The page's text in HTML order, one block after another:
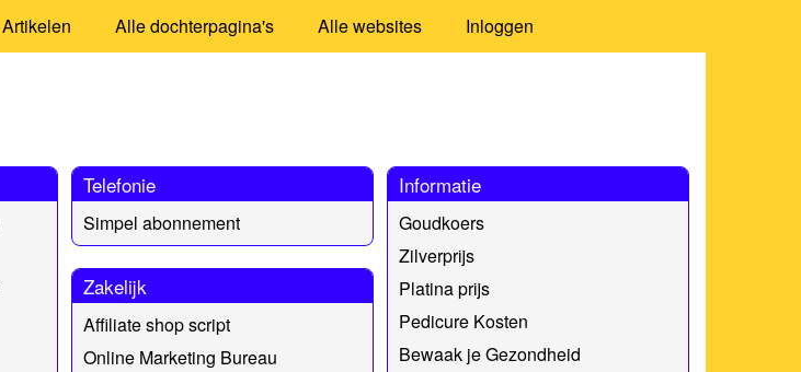
Artikelen Alle dochterpagina's Alle websites Inloggen
Telefonie
Simpel abonnement
Zakelijk
Affiliate shop script
Online Marketing Bureau
Informatie
Goudkoers
Zilverprijs
Platina prijs
Pedicure Kosten
Bewaak je Gezondheid